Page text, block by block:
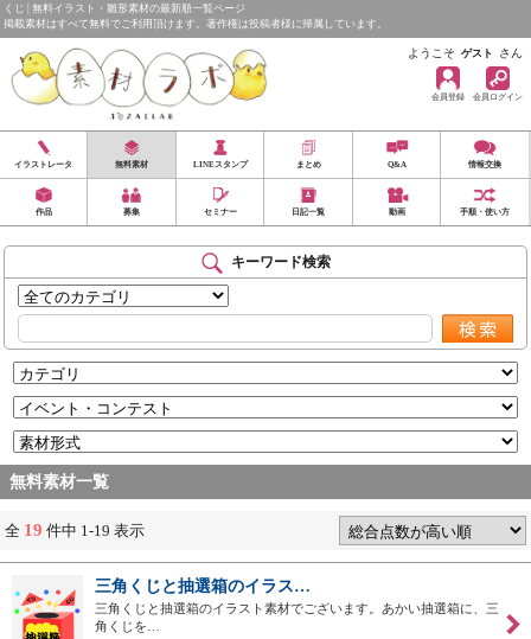
くじ | 無料イラスト・雛形素材の最新順一覧ページ
掲載素材はすべて無料でご利用頂けます。著作権は投稿者様に帰属しています。
ようこそ ゲスト さん
会員登録 会員ログイン
イラストレータ 無料素材 LINEスタンプ まとめ Q&A 情報交換
作品 募集 セミナー 日記一覧 動画 手順・使い方
キーワード検索
無料素材一覧
全 19 件中 1-19 表示
三角くじと抽選箱のイラス…
三角くじと抽選箱のイラスト素材でございます。あかい抽選箱に、三
角くじを…